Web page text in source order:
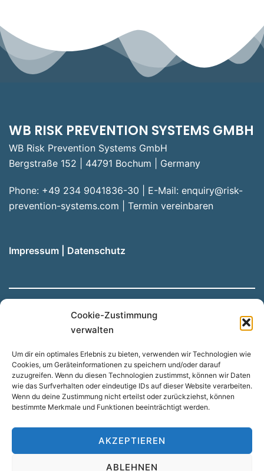
Cookie-Zustimmung
verwalten
Um dir ein optimales Erlebnis zu bieten, verwenden wir Technologien wie
Cookies, um Geräteinformationen zu speichern und/oder darauf
zuzugreifen. Wenn du diesen Technologien zustimmst, können wir Daten
wie das Surfverhalten oder eindeutige IDs auf dieser Website verarbeiten.
Wenn du deine Zustimmung nicht erteilst oder zurückziehst, können
bestimmte Merkmale und Funktionen beeinträchtigt werden.
AKZEPTIEREN
ABLEHNEN
WB RISK PREVENTION SYSTEMS GMBH
WB Risk Prevention Systems GmbH
Bergstraße 152 | 44791 Bochum | Germany
Phone: +49 234 9041836-30 | E-Mail: enquiry@risk-
prevention-systems.com
Termin vereinbaren
Impressum Datenschutz
Hinweis: Unsere Website wird automatisch aus dem
nutzen möchten. Dadurch kann es zu Abweichungen
kommen.